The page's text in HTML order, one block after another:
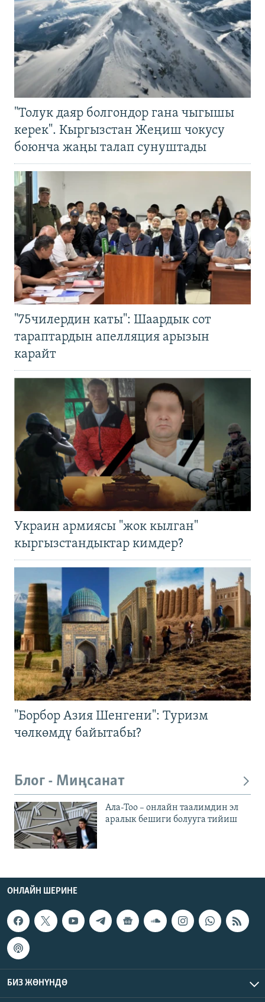
"Толук даяр болгондор гана чыгышы
керек". Кыргызстан Жеңиш чокусу
боюнча жаңы талап сунуштады
"75чилердин каты": Шаардык сот
тараптардын апелляция арызын
карайт
Украин армиясы "жок кылган"
кыргызстандыктар кимдер?
"Борбор Азия Шенгени": Туризм
чөлкөмдү байытабы?
Блог - Миңсанат
Ала-Тоо – онлайн таалимдин эл
аралык бешиги болууга тийиш
ОНЛАЙН ШЕРИНЕ
БИЗ ЖӨНҮНДӨ